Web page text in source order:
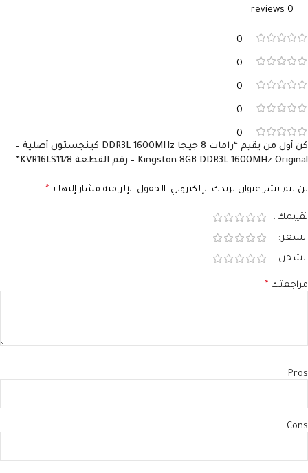
0 reviews
0
0
0
0
0
كن أول من يقيم “رامات 8 جيجا DDR3L 1600MHz كينجستون أصلية –
Kingston 8GB DDR3L 1600MHz Original – رقم القطعة KVR16LS11/8”
لن يتم نشر عنوان بريدك الإلكتروني. الحقول الإلزامية مشار إليها بـ *
تقييمك
السعر
الشحن
مراجعتك *
Pros
Cons